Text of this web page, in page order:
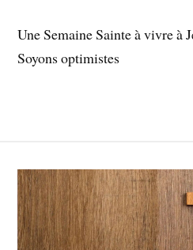
Une Semaine Sainte à vivre à
Soyons optimistes